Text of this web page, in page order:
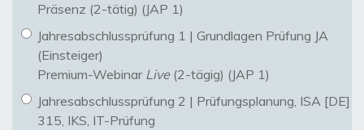
Präsenz (2-tätig) (JAP 1)
Jahresabschlussprüfung 1 | Grundlagen Prüfung JA
(Einsteiger)
Premium-Webinar Live (2-tägig) (JAP 1)
Jahresabschlussprüfung 2 | Prüfungsplanung, ISA [DE]
315, IKS, IT-Prüfung